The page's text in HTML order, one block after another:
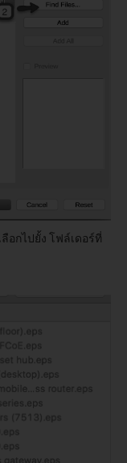
กไปยั้ง โฟล์เดอร์ที่